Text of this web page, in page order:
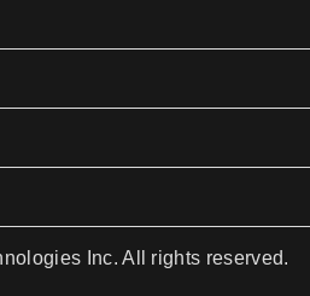
Inc. All rights reserved.